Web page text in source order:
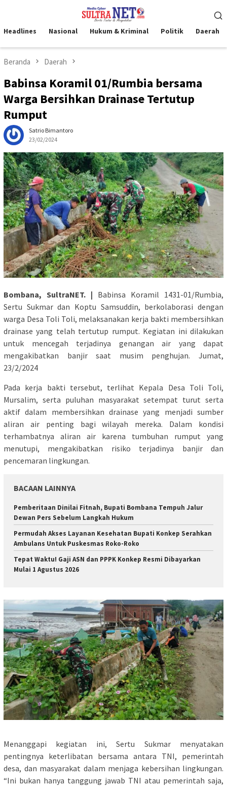
kontenMobile
Headlines Nasional Hukum & Kriminal Politik Daerah
Beranda Daerah
Babinsa Koramil 01/Rumbia bersama
Warga Bersihkan Drainase Tertutup
Rumput
Satrio Bimantoro
23/02/2024
Bombana, SultraNET. | Babinsa Koramil 1431-01/Rumbia,
Sertu Sukmar dan Koptu Samsuddin, berkolaborasi dengan
warga Desa Toli Toli, melaksanakan kerja bakti membersihkan
drainase yang telah tertutup rumput. Kegiatan ini dilakukan
untuk mencegah terjadinya genangan air yang dapat
mengakibatkan banjir saat musim penghujan. Jumat,
23/2/2024
Pada kerja bakti tersebut, terlihat Kepala Desa Toli Toli,
Mursalim, serta puluhan masyarakat setempat turut serta
aktif dalam membersihkan drainase yang menjadi sumber
aliran air penting bagi wilayah mereka. Dalam kondisi
terhambatnya aliran air karena tumbuhan rumput yang
menutupi, mengakibatkan risiko terjadinya banjir dan
pencemaran lingkungan.
BACAAN LAINNYA
Pemberitaan Dinilai Fitnah, Bupati Bombana Tempuh Jalur
Dewan Pers Sebelum Langkah Hukum
Permudah Akses Layanan Kesehatan Bupati Konkep Serahkan
Ambulans Untuk Puskesmas Roko-Roko
Tepat Waktu! Gaji ASN dan PPPK Konkep Resmi Dibayarkan
Mulai 1 Agustus 2026
Menanggapi kegiatan ini, Sertu Sukmar menyatakan
pentingnya keterlibatan bersama antara TNI, pemerintah
desa, dan masyarakat dalam menjaga kebersihan lingkungan.
“Ini bukan hanya tanggung jawab TNI atau pemerintah saja,